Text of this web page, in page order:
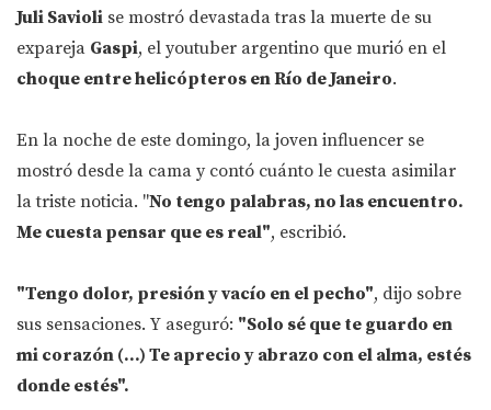
Juli Savioli se mostró devastada tras la muerte de su
expareja Gaspi, el youtuber argentino que murió en el
choque entre helicópteros en Río de Janeiro.
En la noche de este domingo, la joven influencer se
mostró desde la cama y contó cuánto le cuesta asimilar
la triste noticia. "No tengo palabras, no las encuentro.
Me cuesta pensar que es real", escribió.
"Tengo dolor, presión y vacío en el pecho", dijo sobre
sus sensaciones. Y aseguró: "Solo sé que te guardo en
mi corazón (...) Te aprecio y abrazo con el alma, estés
donde estés".